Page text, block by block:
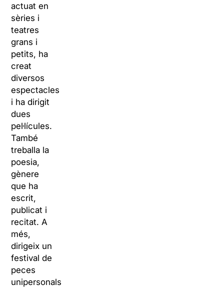
actuat en
sèries i
teatres
grans i
petits, ha
creat
diversos
espectacles
i ha dirigit
dues
pel·lícules.
També
treballa la
poesia,
gènere
que ha
escrit,
publicat i
recitat. A
més,
dirigeix un
festival de
peces
unipersonals